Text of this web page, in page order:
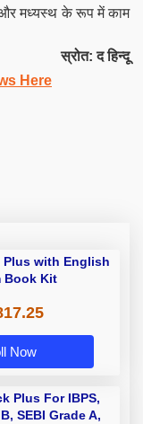
और मध्यस्थ के रूप में काम
स्रोत: द हिन्दू
Here
Plus with English
Book Kit
Now
Plus For IBPS,
SEBI Grade A,